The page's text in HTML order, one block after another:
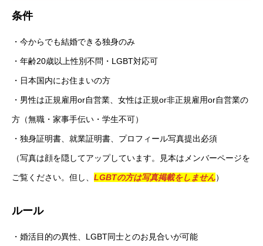
条件
・今からでも結婚できる独身のみ
・年齢20歳以上性別不問・LGBT対応可
・日本国内にお住まいの方
・男性は正規雇用or自営業、女性は正規or非正規雇用or自営業の
方（無職・家事手伝い・学生不可）
・独身証明書、就業証明書、プロフィール写真提出必須
（写真は顔を隠してアップしています。見本はメンバーページを
ご覧ください。但し、 LGBTの方は写真掲載をしません）
ルール
・婚活目的の異性、LGBT同士とのお見合いが可能